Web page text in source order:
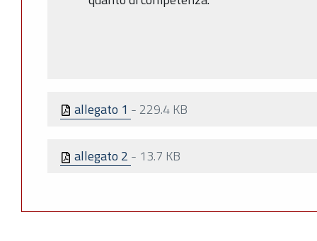
allegato 1 - 229.4 KB
allegato 2 - 13.7 KB